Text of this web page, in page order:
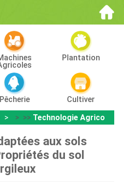
Plantation
Pêcherie
Cultiver
> >> Technologie Agricole
aux sols
du sol